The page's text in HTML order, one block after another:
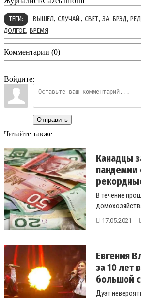
ТЕГИ: ВЫШЕЛ, СЛУЧАЙ:, СВЕТ, ЗА, БРЭД,
ДОЛГОЕ, ВРЕМЯ
Комментарии (0)
Войдите:
Отправить
Читайте также
Канадцы
пандемии
В течение
свыше 160
17.05.2021
Евгения
за 10 лет
большой
Дуэт